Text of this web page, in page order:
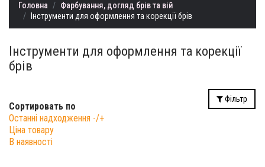
Головна
Фарбування, догляд брів та вій
Інструменти для оформлення та корекції брів
Інструменти для оформлення та корекції
брів
Сортировать по
Останні надходження -/+
Ціна товару
В наявності
Фільтр